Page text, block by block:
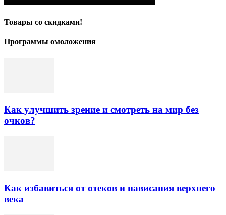
Товары со скидками!
Программы омоложения
Как улучшить зрение и смотреть на мир без
очков?
Как избавиться от отеков и нависания верхнего
века